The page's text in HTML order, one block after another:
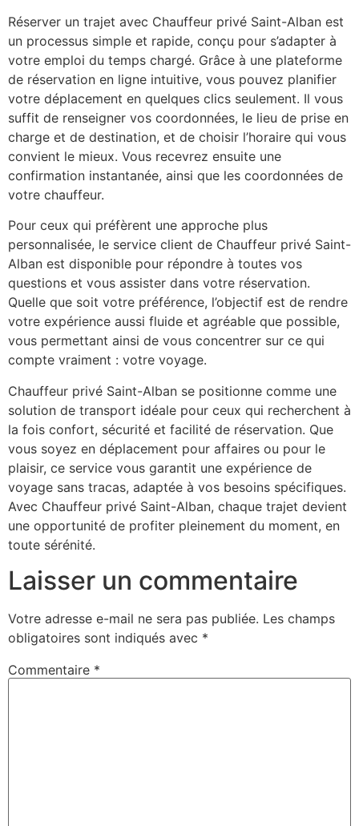
Réserver un trajet avec Chauffeur privé Saint-Alban est
un processus simple et rapide, conçu pour s’adapter à
votre emploi du temps chargé. Grâce à une plateforme
de réservation en ligne intuitive, vous pouvez planifier
votre déplacement en quelques clics seulement. Il vous
suffit de renseigner vos coordonnées, le lieu de prise en
charge et de destination, et de choisir l’horaire qui vous
convient le mieux. Vous recevrez ensuite une
confirmation instantanée, ainsi que les coordonnées de
votre chauffeur.
Pour ceux qui préfèrent une approche plus
personnalisée, le service client de Chauffeur privé Saint-
Alban est disponible pour répondre à toutes vos
questions et vous assister dans votre réservation.
Quelle que soit votre préférence, l’objectif est de rendre
votre expérience aussi fluide et agréable que possible,
vous permettant ainsi de vous concentrer sur ce qui
compte vraiment : votre voyage.
Chauffeur privé Saint-Alban se positionne comme une
solution de transport idéale pour ceux qui recherchent à
la fois confort, sécurité et facilité de réservation. Que
vous soyez en déplacement pour affaires ou pour le
plaisir, ce service vous garantit une expérience de
voyage sans tracas, adaptée à vos besoins spécifiques.
Avec Chauffeur privé Saint-Alban, chaque trajet devient
une opportunité de profiter pleinement du moment, en
toute sérénité.
Laisser un commentaire
Votre adresse e-mail ne sera pas publiée. Les champs
obligatoires sont indiqués avec *
Commentaire *